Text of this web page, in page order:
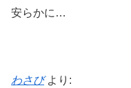
安らかに…
わさび より: